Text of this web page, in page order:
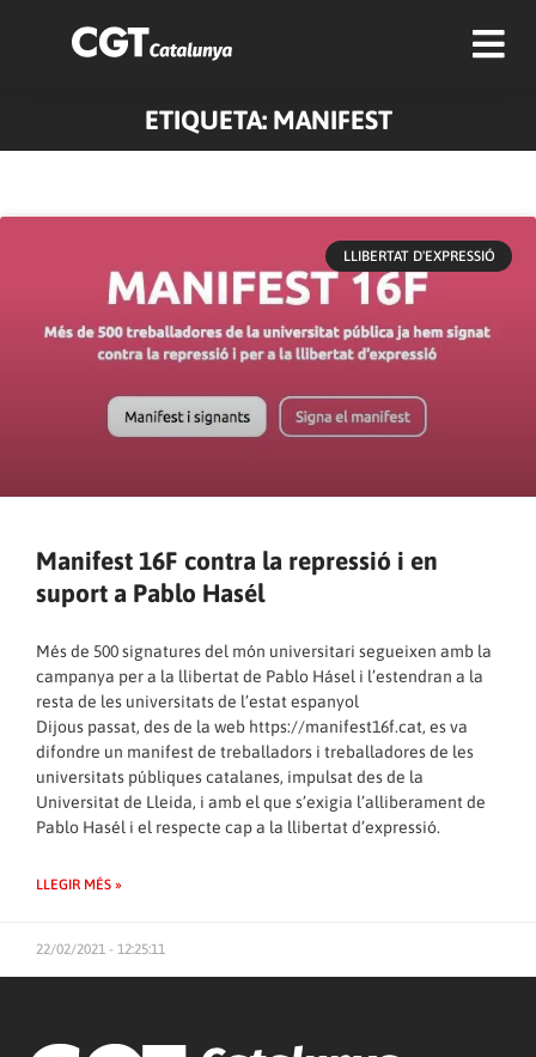
ETIQUETA: MANIFEST
LLIBERTAT D'EXPRESSIÓ
Manifest 16F contra la repressió i en
suport a Pablo Hasél
Més de 500 signatures del món universitari segueixen amb la
campanya per a la llibertat de Pablo Hásel i l’estendran a la
resta de les universitats de l’estat espanyol
Dijous passat, des de la web https://manifest16f.cat, es va
difondre un manifest de treballadors i treballadores de les
universitats públiques catalanes, impulsat des de la
Universitat de Lleida, i amb el que s’exigia l’alliberament de
Pablo Hasél i el respecte cap a la llibertat d’expressió.
LLEGIR MÉS »
22/02/2021 - 12:25:11